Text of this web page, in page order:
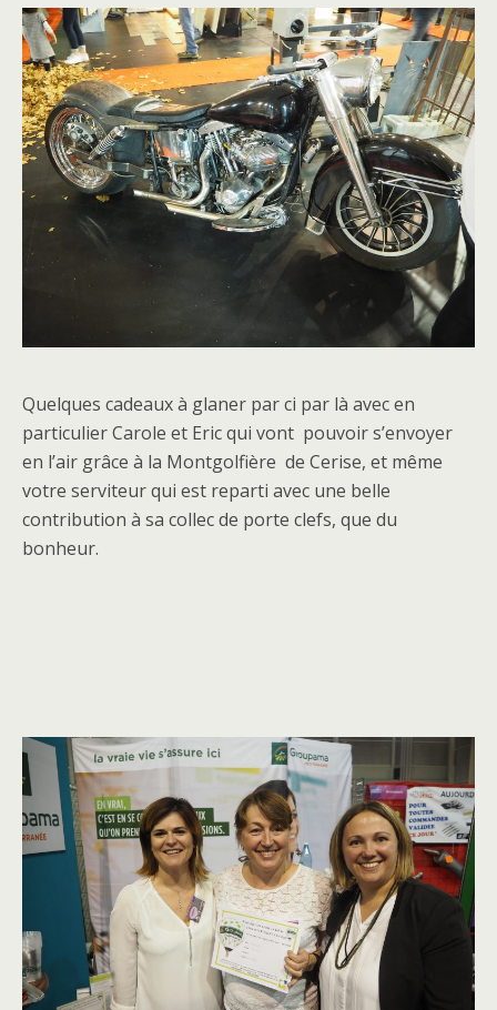
Quelques cadeaux à glaner par ci par là avec en
particulier Carole et Eric qui vont pouvoir s’envoyer
en l’air grâce à la Montgolfière de Cerise, et même
votre serviteur qui est reparti avec une belle
contribution à sa collec de porte clefs, que du
bonheur.